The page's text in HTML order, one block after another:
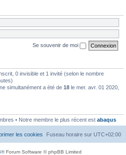
Se souvenir de moi
0 invisible et 1 invité (selon le nombre
simultanément a été de 18 le mer. avr. 01 2020,
• Notre membre le plus récent est abaqus
Fuseau horaire sur UTC+02:00
les cookies
® Forum Software © phpBB Limited